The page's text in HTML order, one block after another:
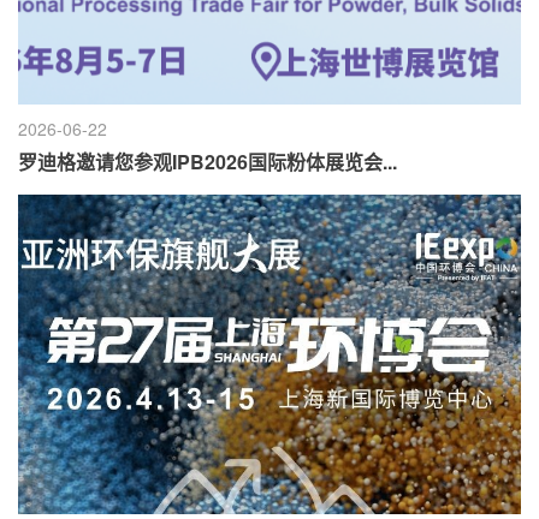
2026-06-22
罗迪格邀请您参观IPB2026国际粉体展览会...